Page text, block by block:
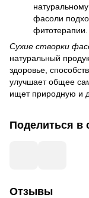
фасоли
фитотерапии.
Сухие створки
натуральный
здоровье,
улучшает общее
ищет природную и
Поделиться в
Отзывы